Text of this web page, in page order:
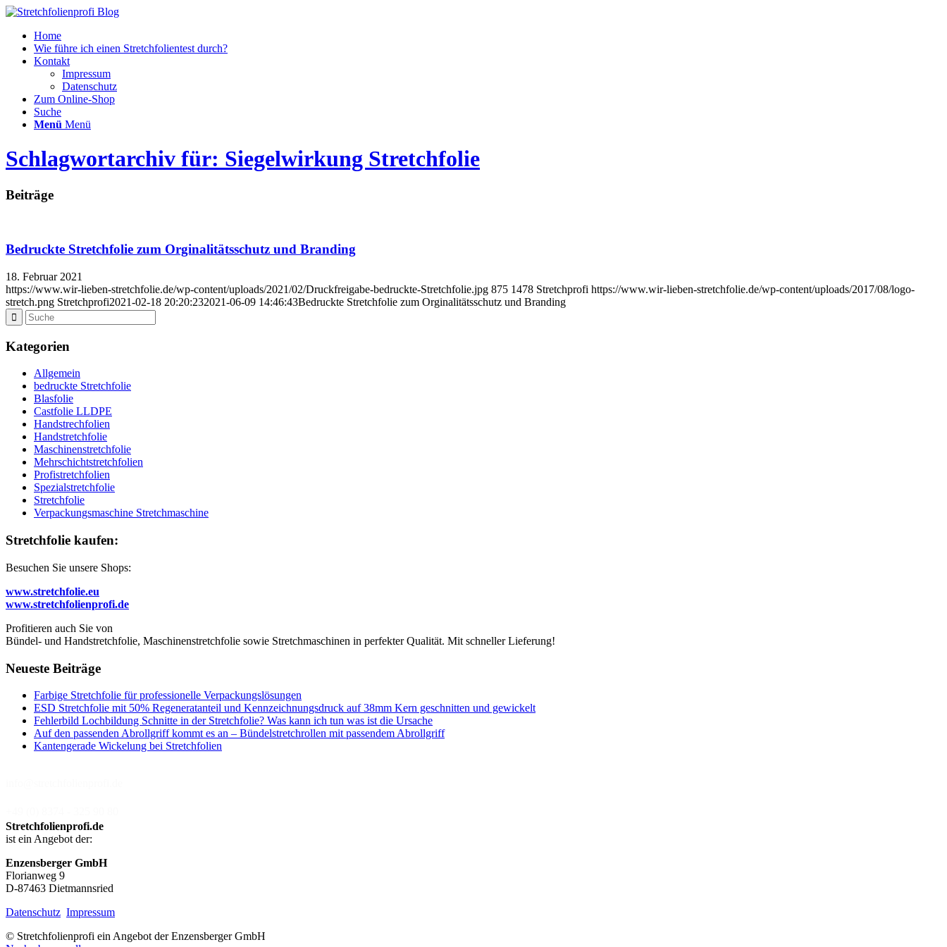
Home
Wie führe ich einen Stretchfolientest durch?
Kontakt
Impressum
Datenschutz
Zum Online-Shop
Suche
Menü Menü
Schlagwortarchiv für: Siegelwirkung Stretchfolie
Beiträge
Bedruckte Stretchfolie zum Orginalitätsschutz und Branding
18. Februar 2021
https://www.wir-lieben-stretchfolie.de/wp-content/uploads/2021/02/Druckfreigabe-bedruckte-Stretchfolie.jpg 875 1478 Stretchprofi https://www.wir-lieben-stretchfolie.de/wp-content/uploads/2017/08/logo-
stretch.png Stretchprofi2021-02-18 20:20:232021-06-09 14:46:43Bedruckte Stretchfolie zum Orginalitätsschutz und Branding
Kategorien
Allgemein
bedruckte Stretchfolie
Blasfolie
Castfolie LLDPE
Handstrechfolien
Handstretchfolie
Maschinenstretchfolie
Mehrschichtstretchfolien
Profistretchfolien
Spezialstretchfolie
Stretchfolie
Verpackungsmaschine Stretchmaschine
Stretchfolie kaufen:
Besuchen Sie unsere Shops:
www.stretchfolie.eu
www.stretchfolienprofi.de
Profitieren auch Sie von
Bündel- und Handstretchfolie, Maschinenstretchfolie sowie Stretchmaschinen in perfekter Qualität. Mit schneller Lieferung!
Neueste Beiträge
Farbige Stretchfolie für professionelle Verpackungslösungen
ESD Stretchfolie mit 50% Regeneratanteil und Kennzeichnungsdruck auf 38mm Kern geschnitten und gewickelt
Fehlerbild Lochbildung Schnitte in der Stretchfolie? Was kann ich tun was ist die Ursache
Auf den passenden Abrollgriff kommt es an – Bündelstretchrollen mit passendem Abrollgriff
Kantengerade Wickelung bei Stretchfolien
Stretchfolienprofi.de
ist ein Angebot der:
Enzensberger GmbH
Florianweg 9
D-87463 Dietmannsried
Datenschutz Impressum
© Stretchfolienprofi ein Angebot der Enzensberger GmbH